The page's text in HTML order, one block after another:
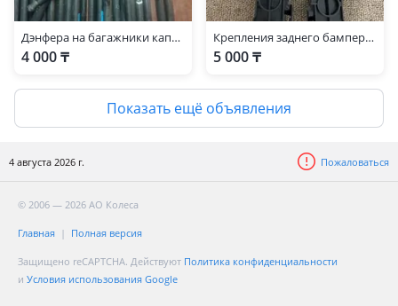
Дэнфера на багажники капоты
4 000 ₸
Крепления заднего бампера — Toyota Highlander 2008-2014
5 000 ₸
Показать ещё объявления
4 августа 2026 г. Пожаловаться
© 2006 — 2026 АО Колеса
Главная Полная версия
Защищено reCAPTCHA. Действуют Политика конфиденциальности
и Условия использования Google